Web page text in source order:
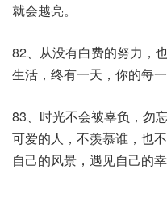
就会越亮。
82、从没有白费的努力，
生活，终有一天，你的每
83、时光不会被辜负，勿
可爱的人，不羡慕谁，也
自己的风景，遇见自己的幸